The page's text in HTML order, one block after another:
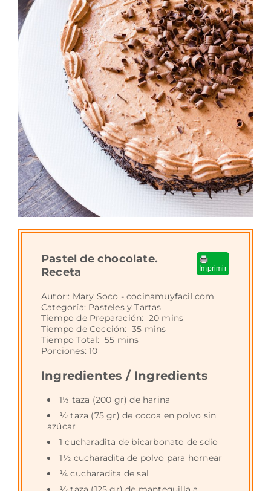
Imprimir
Pastel de chocolate.
Receta
Autor:: Mary Soco - cocinamuyfacil.com
Categoría: Pasteles y Tartas
Tiempo de Preparación: 20 mins
Tiempo de Cocción: 35 mins
Tiempo Total: 55 mins
Porciones:10
Ingredientes / Ingredients
1⅓ taza (200 gr) de harina
½ taza (75 gr) de cocoa en polvo sin
azúcar
1 cucharadita de bicarbonato de sdio
1½ cucharadita de polvo para hornear
¼ cucharadita de sal